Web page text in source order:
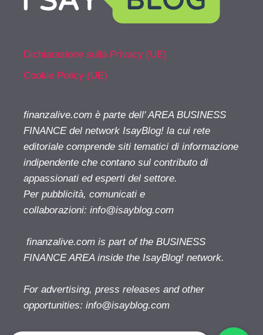
Dichiarazione sulla Privacy (UE)
Cookie Policy (UE)
finanzalive.com è parte dell' AREA BUSINESS
FINANCE del network IsayBlog! la cui rete
editoriale comprende siti tematici di informazione
indipendente che contano sul contributo di
appassionati ed esperti del settore.
Per pubblicità, comunicati e
collaborazioni: info@isayblog.com
finanzalive.com is part of the BUSINESS
FINANCE AREA inside the IsayBlog! network.
For advertising, press releases and other
opportunities: info@isayblog.com